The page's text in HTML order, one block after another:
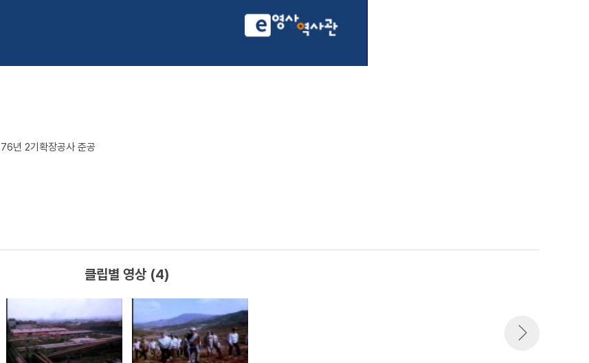
년 2기확장공사 준공
클립별 영상 (4)